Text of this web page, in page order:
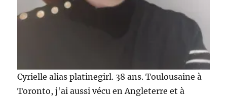
Cyrielle alias platinegirl. 38 ans. Toulousaine à
Toronto, j'ai aussi vécu en Angleterre et à